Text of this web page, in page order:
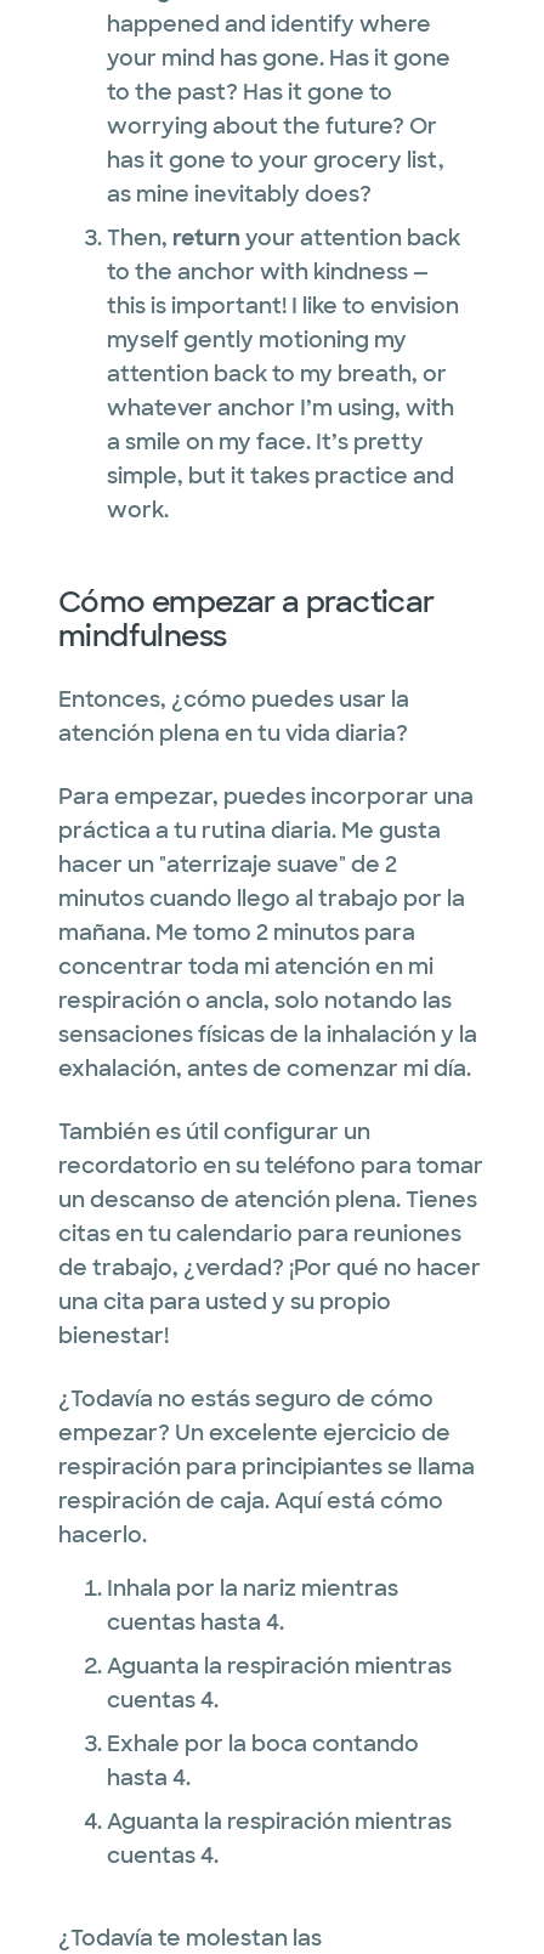
happened and identify where
your mind has gone. Has it gone
to the past? Has it gone to
worrying about the future? Or
has it gone to your grocery list,
as mine inevitably does?
Then, return your attention back
to the anchor with kindness —
this is important! I like to envision
myself gently motioning my
attention back to my breath, or
whatever anchor I’m using, with
a smile on my face. It’s pretty
simple, but it takes practice and
work.
Cómo empezar a practicar
mindfulness
Entonces, ¿cómo puedes usar la
atención plena en tu vida diaria?
Para empezar, puedes incorporar una
práctica a tu rutina diaria. Me gusta
hacer un "aterrizaje suave" de 2
minutos cuando llego al trabajo por la
mañana. Me tomo 2 minutos para
concentrar toda mi atención en mi
respiración o ancla, solo notando las
sensaciones físicas de la inhalación y la
exhalación, antes de comenzar mi día.
También es útil configurar un
recordatorio en su teléfono para tomar
un descanso de atención plena. Tienes
citas en tu calendario para reuniones
de trabajo, ¿verdad? ¡Por qué no hacer
una cita para usted y su propio
bienestar!
¿Todavía no estás seguro de cómo
empezar? Un excelente ejercicio de
respiración para principiantes se llama
respiración de caja. Aquí está cómo
hacerlo.
Inhala por la nariz mientras
cuentas hasta 4.
Aguanta la respiración mientras
cuentas 4.
Exhale por la boca contando
hasta 4.
Aguanta la respiración mientras
cuentas 4.
¿Todavía te molestan las